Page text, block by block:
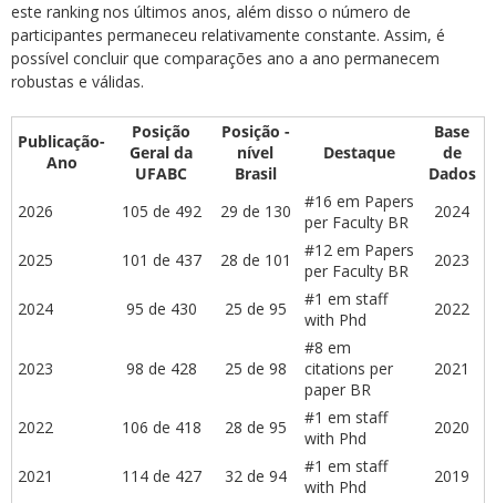
este ranking nos últimos anos, além disso o número de
participantes permaneceu relativamente constante. Assim, é
possível concluir que comparações ano a ano permanecem
robustas e válidas.
Publicação-
Ano
Posição
Geral da
UFABC
Posição -
nível
Brasil
Destaque
Base
de
Dados
2026
105 de 492 29 de 130
#16 em Papers
per Faculty BR
2024
2025 101 de 437 28 de 101
#12 em Papers
per Faculty BR
2023
2024 95 de 430 25 de 95
#1 em staff
with Phd
2022
2023 98 de 428 25 de 98
#8 em
citations per
paper BR
2021
2022 106 de 418 28 de 95
#1 em staff
with Phd
2020
2021 114 de 427 32 de 94
#1 em staff
with Phd
2019